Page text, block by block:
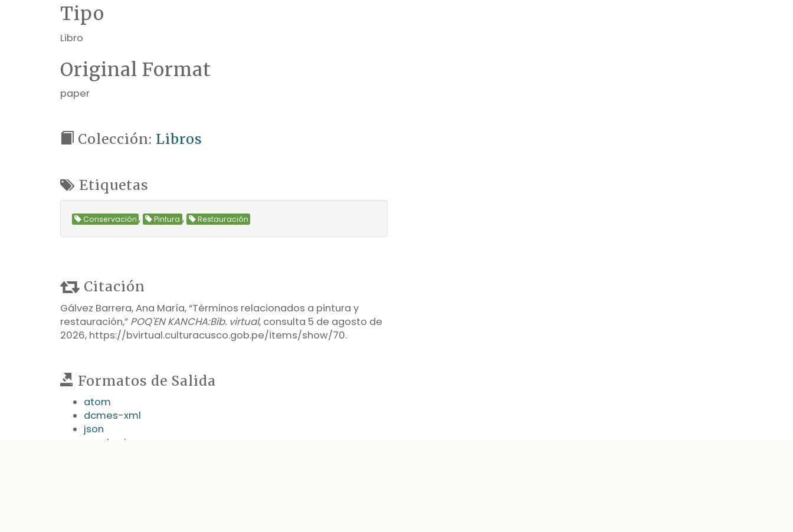
Tipo
Libro
Original Format
paper
Colección: Libros
Etiquetas
Conservación , Pintura , Restauración
Citación
Gálvez Barrera, Ana María, “Términos relacionados a pintura y
restauración,” POQ'EN KANCHA:Bib. virtual, consulta 5 de agosto de
2026, https://bvirtual.culturacusco.gob.pe/items/show/70.
Formatos de Salida
atom
dcmes-xml
json
omeka-json